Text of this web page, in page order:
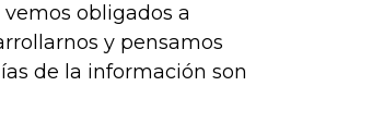
obligados a
y pensamos
de la información son